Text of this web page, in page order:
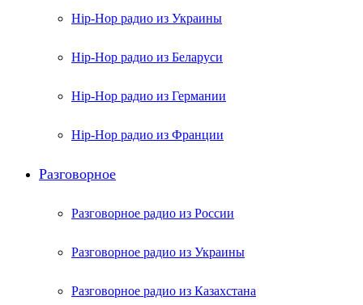
Hip-Hop радио из Украины
Hip-Hop радио из Беларуси
Hip-Hop радио из Германии
Hip-Hop радио из Франции
Разговорное
Разговорное радио из России
Разговорное радио из Украины
Разговорное радио из Казахстана